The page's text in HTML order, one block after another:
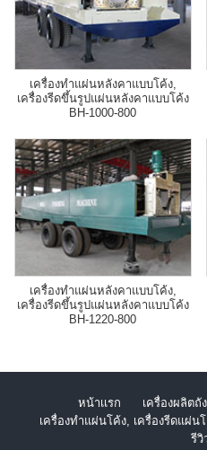
เครื่องทำแผ่นหลังคาแบบโค้ง,
เครื่องรีดขึ้นรูปแผ่นหลังคาแบบโค้ง
BH-1000-800
เครื่องทำแผ่นหลังคาแบบโค้ง,
เครื่องรีดขึ้นรูปแผ่นหลังคาแบบโค้ง
BH-1220-800
หน้าเเรก
เครื่องผลิตถั
เครื่องทำแผ่นโค้ง, เครื่องรีดแผ่น
รีวิ